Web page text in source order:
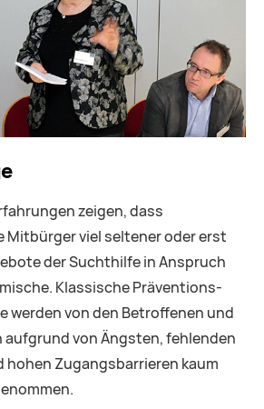
zeigen, dass
viel seltener oder erst
der Suchthilfe in Anspruch
Klassische Präventions-
werden von den Betroffenen und
aufgrund von Ängsten, fehlenden
Zugangsbarrieren kaum